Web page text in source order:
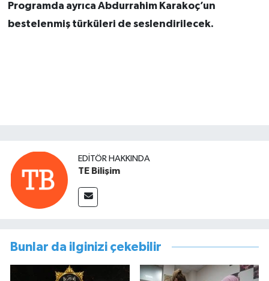
Programda ayrıca Abdurrahim Karakoç’un
bestelenmiş türküleri de seslendirilecek.
EDITÖR HAKKINDA
TE Bilişim
Bunlar da ilginizi çekebilir